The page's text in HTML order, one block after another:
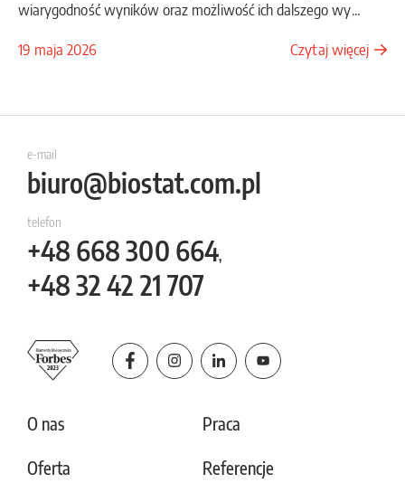
wiarygodność wyników oraz możliwość ich dalszego wy...
19 maja 2026 Czytaj więcej
e-mail
biuro@biostat.com.pl
telefon
+48 668 300 664,
+4832 42 21 707
O nas
Oferta
Praca
Referencje